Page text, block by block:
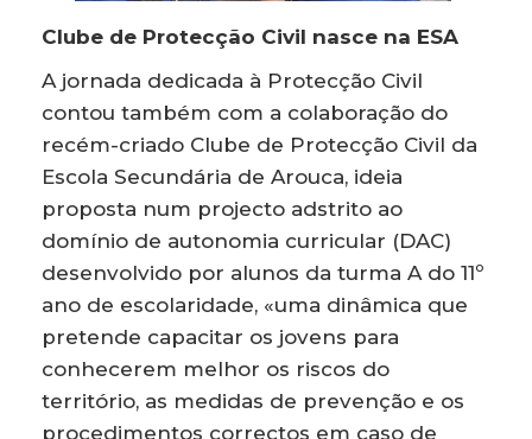
Clube de Protecção Civil nasce na ESA
A jornada dedicada à Protecção Civil
contou também com a colaboração do
recém-criado Clube de Protecção Civil da
Escola Secundária de Arouca, ideia
proposta num projecto adstrito ao
domínio de autonomia curricular (DAC)
desenvolvido por alunos da turma A do 11º
ano de escolaridade, «uma dinâmica que
pretende capacitar os jovens para
conhecerem melhor os riscos do
território, as medidas de prevenção e os
procedimentos correctos em caso de